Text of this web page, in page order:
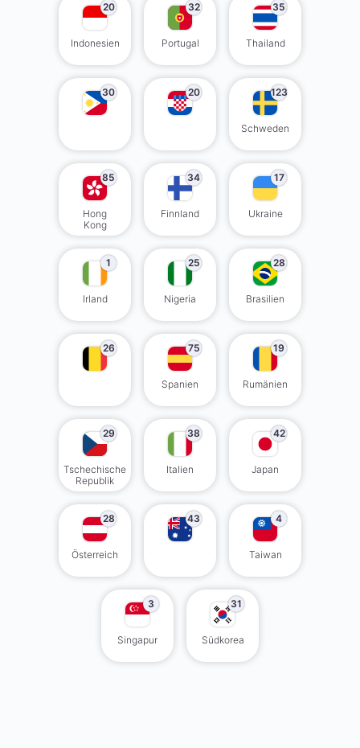
20
Indonesien
32
Portugal
35
Thailand
30 20 123
Schweden
85
Hong
Kong
34
Finnland
17
Ukraine
1
Irland
25
Nigeria
28
Brasilien
26 75
Spanien
19
Rumänien
29
Tschechische
Republik
38
Italien
42
Japan
28
Österreich
43 4
Taiwan
3
Singapur
31
Südkorea